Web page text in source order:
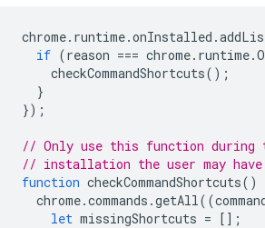
chrome. runtime.onInstalled .
if (reason === chrome. runtime.
checkCommandShortcuts();
}
});
// Only use this function
// installation the user may have
function checkCommandShortcuts()
chrome.commands .getAll((
let missingShortcuts = [];